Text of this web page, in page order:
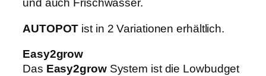
M
n
g
e
und auch Frischwasser.
AUTOPOT ist in 2 Variationen erhältlich.
Easy2grow
Das Easy2growSystem ist die Lowbudget